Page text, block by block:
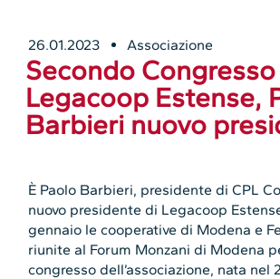
26.01.2023 Associazione
Secondo Congresso
Legacoop Estense,
Barbieri nuovo
È Paolo Barbieri, presidente di CPL
nuovo presidente di Legacoop
gennaio le cooperative di Modena e
riunite al Forum Monzani di Modena
congresso dell’associazione, nata nel